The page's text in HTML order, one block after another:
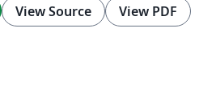
View Source View PDF